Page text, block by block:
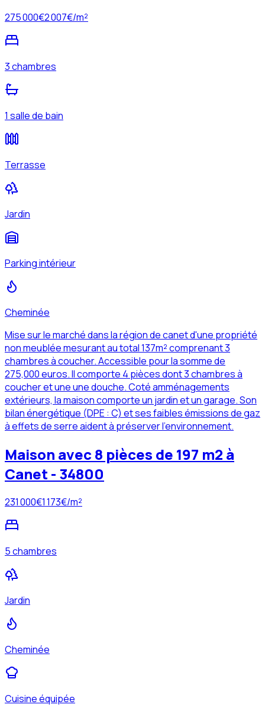
275 000€2 007€/m²
3 chambres
1 salle de bain
Terrasse
Jardin
Parking intérieur
Cheminée
Mise sur le marché dans la région de canet d'une propriété
non meublée mesurant au total 137m² comprenant 3
chambres à coucher. Accessible pour la somme de
275,000 euros. Il comporte 4 pièces dont 3 chambres à
coucher et une une douche. Coté amménagements
extérieurs, la maison comporte un jardin et un garage. Son
bilan énergétique (DPE : C) et ses faibles émissions de gaz
à effets de serre aident à préserver l'environnement.
Maison avec 8 pièces de 197 m2 à
Canet - 34800
231 000€1 173€/m²
5 chambres
Jardin
Cheminée
Cuisine équipée